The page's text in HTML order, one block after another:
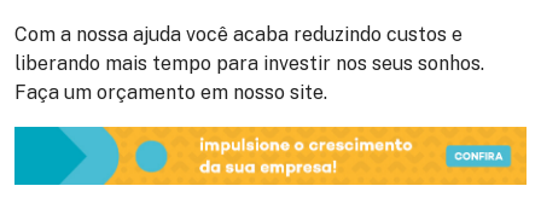
Com a nossa ajuda você acaba reduzindo custos e
liberando mais tempo para investir nos seus sonhos.
Faça um orçamento em nosso site.